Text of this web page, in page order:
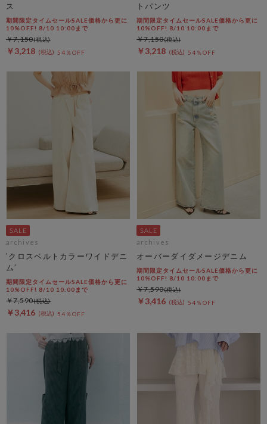
ス
期間限定タイムセールSALE価格から更に
10%OFF! 8/10 10:00まで
￥3,218 54％OFF
￥7,150
トパンツ
期間限定タイムセールSALE価格から更に
10%OFF! 8/10 10:00まで
￥3,218 54％OFF
￥7,150
archives
’クロスベルトカラーワイドデニ
ム’
期間限定タイムセールSALE価格から更に
10%OFF! 8/10 10:00まで
￥3,416 54％OFF
￥7,590
archives
オーバーダイダメージデニム
期間限定タイムセールSALE価格から更に
10%OFF! 8/10 10:00まで
￥3,416 54％OFF
￥7,590